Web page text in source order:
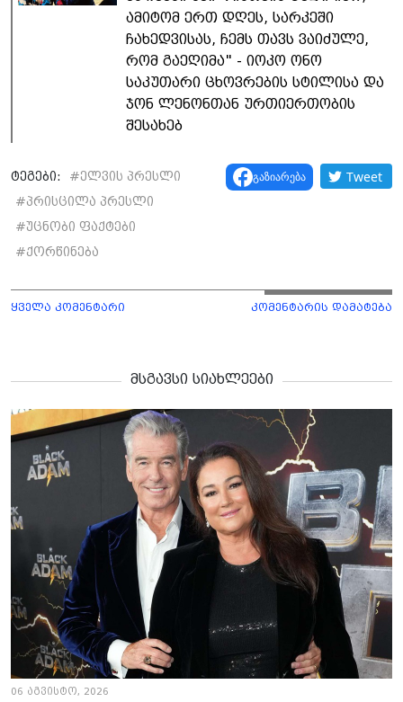
ამიტომ ერთ დღეს, სარკეში
ჩახედვისას, ჩემს თავს ვაიძულე,
რომ გაეღიმა" - იოკო ონო
საკუთარი ცხოვრების სტილისა და
ჯონ ლენონთან ურთიერთობის
შესახებ
ტეგები: #ელვის პრესლი
#პრისცილა პრესლი
#უცნობი ფაქტები
#ქორწინება
გაზიარება Tweet
ყველა კომენტარი კომენტარის დამატება
მსგავსი სიახლეები
06 აგვისტო, 2026